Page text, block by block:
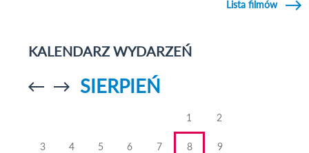
Lista filmów
KALENDARZ WYDARZEŃ
Przejdź doPrzejdź do
SIERPIEŃ
1 2
3 4 5 6 7 8 9